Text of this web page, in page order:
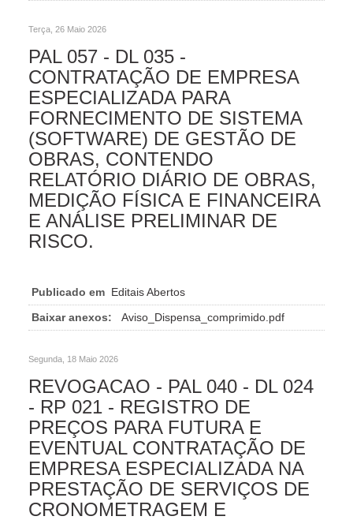
Terça, 26 Maio 2026
PAL 057 - DL 035 -
CONTRATAÇÃO DE EMPRESA
ESPECIALIZADA PARA
FORNECIMENTO DE SISTEMA
(SOFTWARE) DE GESTÃO DE
OBRAS, CONTENDO
RELATÓRIO DIÁRIO DE OBRAS,
MEDIÇÃO FÍSICA E FINANCEIRA
E ANÁLISE PRELIMINAR DE
RISCO.
Publicado em Editais Abertos
Baixar anexos:
Aviso_Dispensa_comprimido.pdf
Segunda, 18 Maio 2026
REVOGACAO - PAL 040 - DL 024
- RP 021 - REGISTRO DE
PREÇOS PARA FUTURA E
EVENTUAL CONTRATAÇÃO DE
EMPRESA ESPECIALIZADA NA
PRESTAÇÃO DE SERVIÇOS DE
CRONOMETRAGEM E